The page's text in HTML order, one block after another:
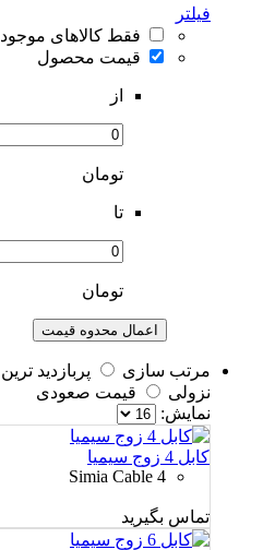
فیلتر
فقط کالاهای موجود
قیمت محصول
از
تومان
تا
تومان
اعمال محدوه قیمت
مرتب سازی پربازديد ترين
نزولی
قيمت صعودی
نمايش:
کابل 4 زوج سیمیا
Simia Cable 4
تماس بگیرید